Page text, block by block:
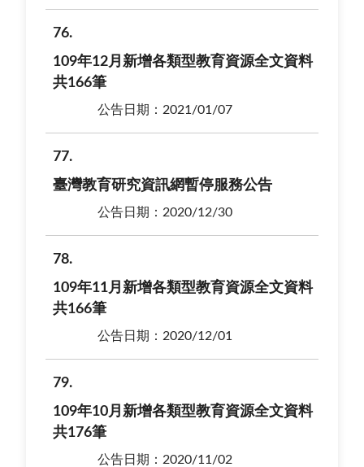
76
109年12月新增各類型教育資源全文資料
共166筆
公告日期：2021/01/07
77
臺灣教育研究資訊網暫停服務公告
公告日期：2020/12/30
78
109年11月新增各類型教育資源全文資料
共166筆
公告日期：2020/12/01
79
109年10月新增各類型教育資源全文資料
共176筆
公告日期：2020/11/02